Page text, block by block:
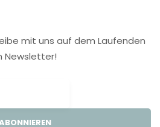
mit uns auf dem Laufenden
Newsletter!